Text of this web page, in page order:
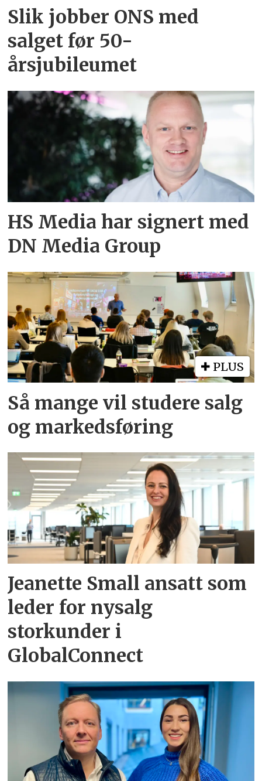
Slik jobber ONS med
salget før 50-
årsjubileumet
HS Media har signert med
DN Media Group
PLUS
Så mange vil studere salg
og markedsføring
Jeanette Small ansatt som
leder for nysalg
storkunder i
GlobalConnect